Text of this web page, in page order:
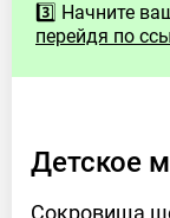
3️⃣ Начните
перейдя по
Детское
Сокровища